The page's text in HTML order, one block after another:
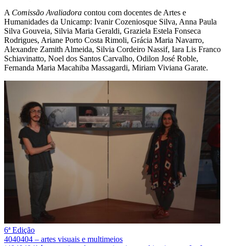
A Comissão Avaliadora contou com docentes de Artes e
Humanidades da Unicamp: Ivanir Cozeniosque Silva, Anna Paula
Silva Gouveia, Silvia Maria Geraldi, Graziela Estela Fonseca
Rodrigues, Ariane Porto Costa Rimoli, Grácia Maria Navarro,
Alexandre Zamith Almeida, Silvia Cordeiro Nassif, Iara Lis Franco
Schiavinatto, Noel dos Santos Carvalho, Odilon José Roble,
Fernanda Maria Macahiba Massagardi, Miriam Viviana Garate.
6ª Edição
4040404 – artes visuais e multimeios